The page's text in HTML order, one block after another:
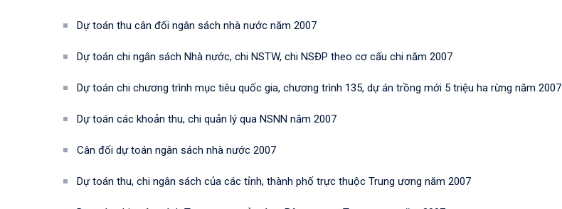
Dự toán thu cân đối ngân sách nhà nước năm 2007
Dự toán chi ngân sách Nhà nước, chi NSTW, chi NSĐP theo cơ cấu chi năm 2007
Dự toán chi chương trình mục tiêu quốc gia, chương trình 135, dự án trồng mới 5 triệu ha rừng năm 2007
Dự toán các khoản thu, chi quản lý qua NSNN năm 2007
Cân đối dự toán ngân sách nhà nước 2007
Dự toán thu, chi ngân sách của các tỉnh, thành phố trực thuộc Trung ương năm 2007